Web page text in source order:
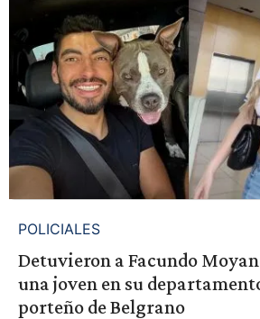
POLICIALES
Detuvieron a Facundo
una joven en su
porteño de Belgrano